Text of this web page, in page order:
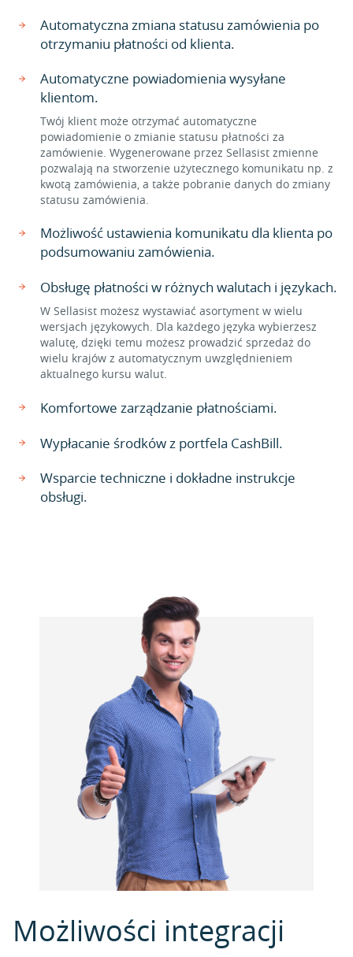
Automatyczna zmiana statusu zamówienia po
otrzymaniu płatności od klienta.
Automatyczne powiadomienia wysyłane
klientom.
Twój klient może otrzymać automatyczne
powiadomienie o zmianie statusu płatności za
zamówienie. Wygenerowane przez Sellasist zmienne
pozwalają na stworzenie użytecznego komunikatu np. z
kwotą zamówienia, a także pobranie danych do zmiany
statusu zamówienia.
Możliwość ustawienia komunikatu dla klienta po
podsumowaniu zamówienia.
Obsługę płatności w różnych walutach i językach.
W Sellasist możesz wystawiać asortyment w wielu
wersjach językowych. Dla każdego języka wybierzesz
walutę, dzięki temu możesz prowadzić sprzedaż do
wielu krajów z automatycznym uwzględnieniem
aktualnego kursu walut.
Komfortowe zarządzanie płatnościami.
Wypłacanie środków z portfela CashBill.
Wsparcie techniczne i dokładne instrukcje
obsługi.
Możliwości integracji